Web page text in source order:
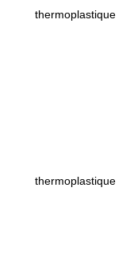
thermoplastique
thermoplastique